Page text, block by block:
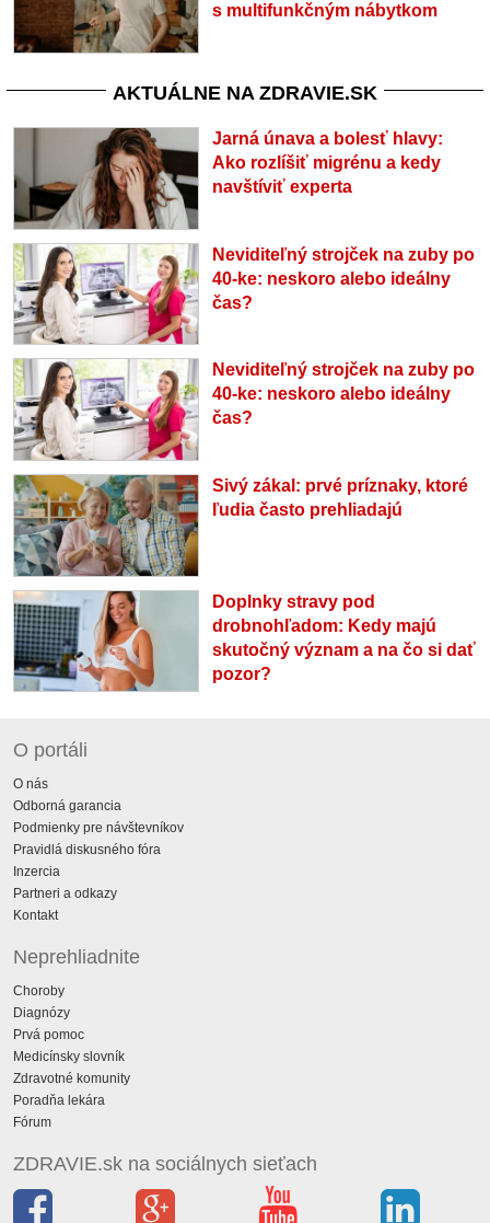
s multifunkčným nábytkom
AKTUÁLNE NA ZDRAVIE.SK
Jarná únava a bolesť hlavy:
Ako rozlíšiť migrénu a kedy
navštíviť experta
Neviditeľný strojček na zuby po
40-ke: neskoro alebo ideálny
čas?
Neviditeľný strojček na zuby po
40-ke: neskoro alebo ideálny
čas?
Sivý zákal: prvé príznaky, ktoré
ľudia často prehliadajú
Doplnky stravy pod
drobnohľadom: Kedy majú
skutočný význam a na čo si dať
pozor?
O portáli
O nás
Odborná garancia
Podmienky pre návštevníkov
Pravidlá diskusného fóra
Inzercia
Partneri a odkazy
Kontakt
Neprehliadnite
Choroby
Diagnózy
Prvá pomoc
Medicínsky slovník
Zdravotné komunity
Poradňa lekára
Fórum
ZDRAVIE.sk na sociálnych sieťach